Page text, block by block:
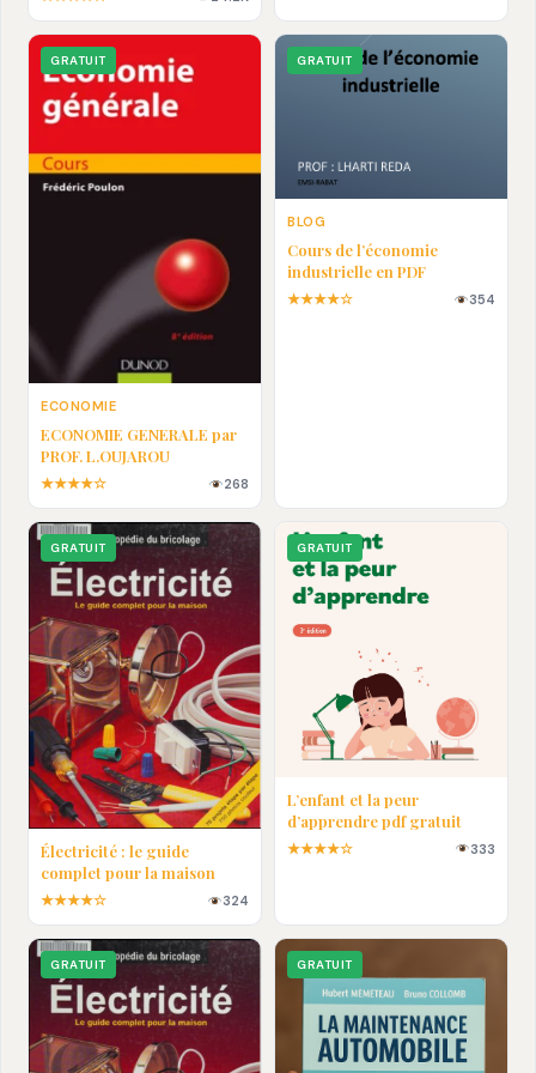
GRATUIT
ECONOMIE
ECONOMIE GENERALE par
PROF. L.OUJAROU
★★★★☆ 268
GRATUIT
BLOG
Cours de l’économie
industrielle en PDF
★★★★☆ 354
GRATUIT
Électricité : le guide
complet pour la maison
★★★★☆ 324
GRATUIT
L’enfant et la peur
d’apprendre pdf gratuit
★★★★☆ 333
GRATUIT GRATUIT